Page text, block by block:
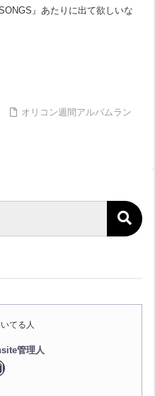
』あたりに出て欲しいな
オリコン週間アルバムラン
てる人
管理人